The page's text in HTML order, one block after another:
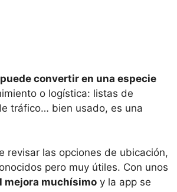
convertir en una especie
o logística: listas de
tráfico… bien usado, es una
revisar las opciones de ubicación,
pero muy útiles. Con unos
mejora muchísimo y la app se